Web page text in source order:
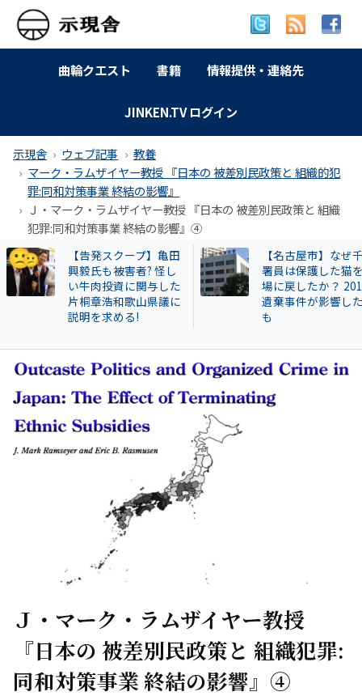
曲輪クエスト 書籍 情報提供・連絡先
JINKEN.TV ログイン
示現舎 ウェブ記事
教養
マーク・ラムザイヤー教授 『日本の 被差別民政策と 組織的犯
罪:同和対策事業 終結の影響』
Ｊ・マーク・ラムザイヤー教授 『日本の 被差別民政策と 組織
犯罪:同和対策事業 終結の影響』④
【告発スクープ】亀田
興毅氏も被害者? 怪し
い牛肉投資に関与した
片桐章浩和歌山県議に
説明を求める!
【名古屋市】なぜ
署員は保護した猫
場に戻したか？
遺棄事件が影響し
も
Ｊ・マーク・ラムザイヤー教授
『日本の 被差別民政策と 組織犯罪:
同和対策事業 終結の影響』④